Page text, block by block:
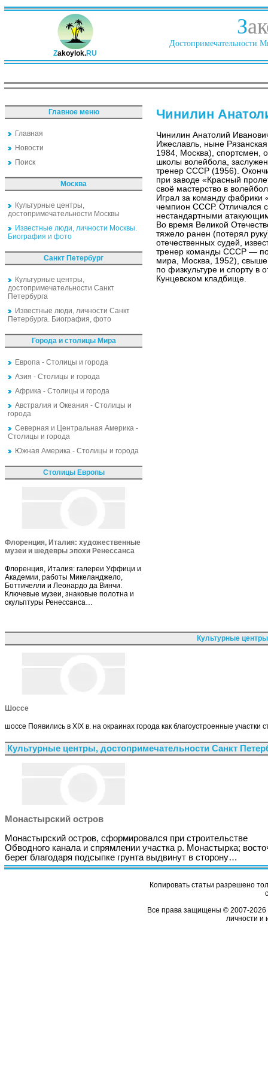
Zakoylok.RU
З
Достопримечательности
Главное меню
Главная
Новости
Поиск
Москва
Культурные центры,
достопримечательности Москвы
Известные люди, личности Москвы.
Биография и фото
Санкт Петербург
Культурные центры,
достопримечательности Санкт
Петербурга
Известные люди, личности Санкт
Петербурга. Биография, фото
Города и столицы Мира
Европа - Столицы и города
Азия - Столицы и города
Африка - Столицы и города
Австралия и Океания - Столицы и
города
Северная и Центральная Америка -
Столицы и города
Южная Америка - Столицы и города
Столицы Европы
Флоренция, Италия: художественные
музеи и шедевры эпохи Ренессанса
Флоренция, Италия: галереи Уффици и
Академии, работы Микеланджело,
Боттичелли и Леонардо да Винчи.
Ключевые музеи, знаковые полотна и
скульптуры Ренессанса…
Чинилин
Чинилин Анатолий
Ижеславль, ныне
1984, Москва), спортсмен,
школы волейбола,
тренер СССР (1956).
при заводе «Красный
своё мастерство в
Играл за команду фабрики
чемпион СССР. Отличался
нестандартными
Во время Великой
тяжело ранен (потерял
отечественных судей,
тренер команды СССР —
мира, Москва, 1952), свыше
по физкультуре и спорту в
Кунцевском кладбище.
Культурные
Шоссе
шоссе Появились в XIX в. на окраинах города как благоустроенные
Культурные центры, достопримечательности Санкт
Монастырский остров
Монастырский остров, сформировался при строительстве
Обводного канала и спрямлении участка р. Монастырка;
берег благодаря подсыпке грунта выдвинут в сторону…
Копировать статьи разрешено
Все права защищены © 2007-2026
личности и